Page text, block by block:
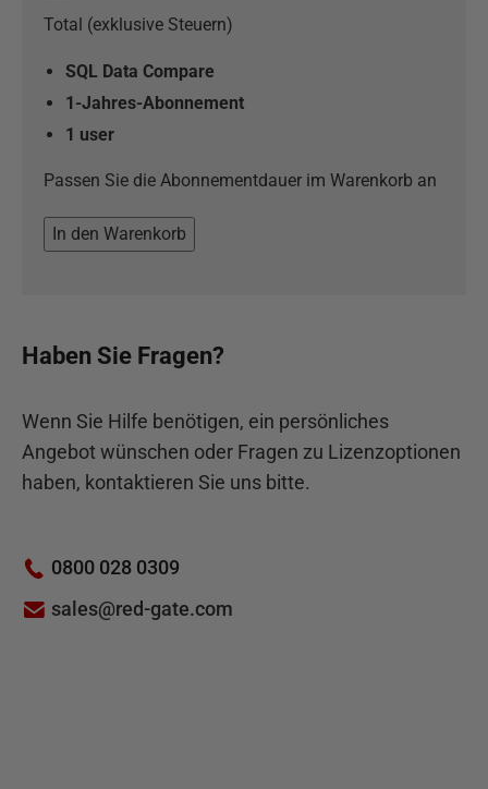
Total (exklusive Steuern)
SQL Data Compare
1-Jahres-Abonnement
1 user
Passen Sie die Abonnementdauer im Warenkorb an
In den Warenkorb
Haben Sie Fragen?
Wenn Sie Hilfe benötigen, ein persönliches
Angebot wünschen oder Fragen zu Lizenzoptionen
haben, kontaktieren Sie uns bitte.
0800 028 0309
sales@red-gate.com